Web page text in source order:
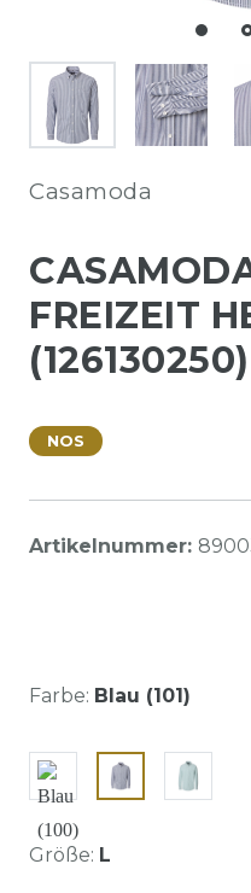
Casamoda
FREIZEIT
(126130250)
NOS
Artikelnummer:
Farbe: Blau (101)
Größe: L